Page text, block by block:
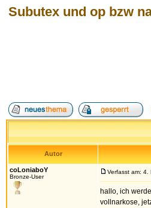
Subutex und op bzw
Autor
coLoniaboY
Bronze-User
Verfasst am:
hallo, ich
vollnarkose,